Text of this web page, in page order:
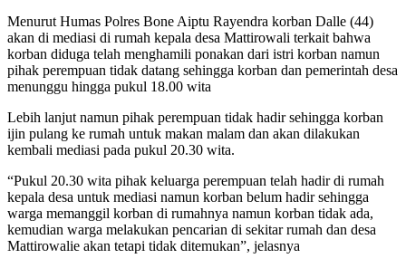
Menurut Humas Polres Bone Aiptu Rayendra korban Dalle (44)
akan di mediasi di rumah kepala desa Mattirowali terkait bahwa
korban diduga telah menghamili ponakan dari istri korban namun
pihak perempuan tidak datang sehingga korban dan pemerintah desa
menunggu hingga pukul 18.00 wita
Lebih lanjut namun pihak perempuan tidak hadir sehingga korban
ijin pulang ke rumah untuk makan malam dan akan dilakukan
kembali mediasi pada pukul 20.30 wita.
“Pukul 20.30 wita pihak keluarga perempuan telah hadir di rumah
kepala desa untuk mediasi namun korban belum hadir sehingga
warga memanggil korban di rumahnya namun korban tidak ada,
kemudian warga melakukan pencarian di sekitar rumah dan desa
Mattirowalie akan tetapi tidak ditemukan”, jelasnya